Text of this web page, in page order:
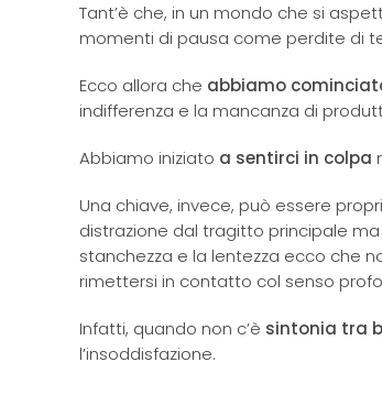
Tant’è che, in un mondo che si
momenti di pausa come perdite di
Ecco allora che abbiamo
indifferenza e la mancanza di
Abbiamo iniziato a sentirci in colpa
Una chiave, invece, può essere
distrazione dal tragitto principale
stanchezza e la lentezza ecco che
rimettersi in contatto col senso
Infatti, quando non c’è sintonia tra
l’insoddisfazione.